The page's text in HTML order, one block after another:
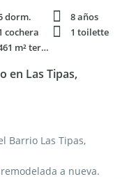
dorm.
8 años
cochera
1 toilette
461 m² terren.
en Las Tipas,
Barrio Las Tipas,
a nueva.